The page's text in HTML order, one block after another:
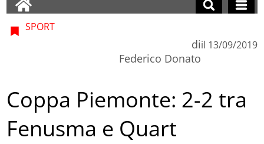
SPORT
di
Federico Donato
il 13/09/2019
Coppa Piemonte: 2-2 tra
Fenusma e Quart